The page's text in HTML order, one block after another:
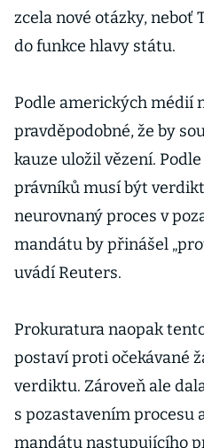
zcela nové otázky, neboť
do funkce hlavy státu.
Podle amerických médií
pravděpodobné, že by
kauze uložil vězení.
právníků musí být
neurovnaný proces v
mandátu by přinášel
uvádí Reuters.
Prokuratura naopak
postaví proti očekávané
verdiktu. Zároveň ale
s pozastavením procesu
mandátu nastupujícího